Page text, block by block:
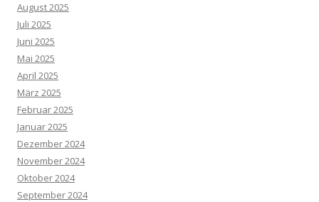
August 2025
Juli 2025
Juni 2025
Mai 2025
April 2025
März 2025
Februar 2025
Januar 2025
Dezember 2024
November 2024
Oktober 2024
September 2024